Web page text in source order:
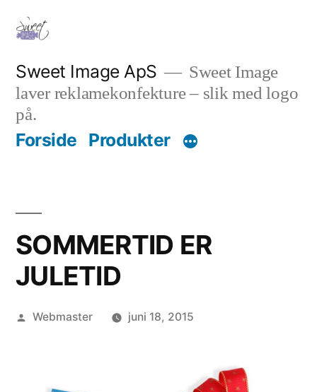
Videre
indhold
Sweet Image ApS
Sweet Image
laver reklamekonfekture – slik med logo
på.
Forside Produkter
SOMMERTID ER
JULETID
Posted
Webmaster juni 18, 2015